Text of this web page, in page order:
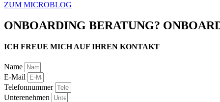
ZUM MICROBLOG
ONBOARDING BERATUNG?
ICH FREUE MICH AUF IHREN KONTAKT
Name
E-Mail
Telefonnummer
Unterenehmen